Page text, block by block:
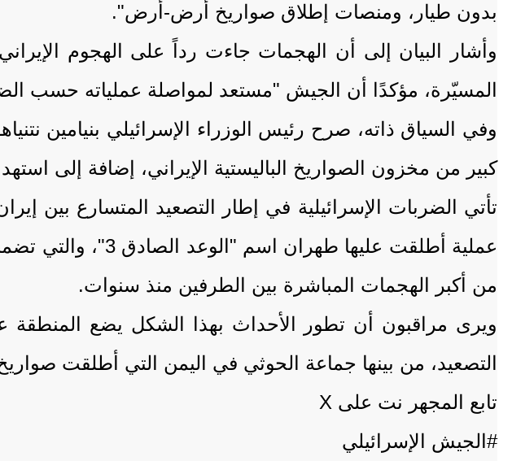
بدون طيار، ومنصات إطلاق صواريخ أرض-أرض".
وأشار البيان إلى أن الهجمات جاءت رداً على الهجوم
المسيّرة، مؤكدًا أن الجيش "مستعد لمواصلة عملياته حسب
كبير من مخزون الصواريخ الباليستية الإيراني، إضافة إلى
تأتي الضربات الإسرائيلية في إطار التصعيد المتسارع بين
عملية أطلقت
من أكبر الهجمات المباشرة بين الطرفين منذ سنوات.
ويرى مراقبون أن تطور الأحداث بهذا الشكل يضع
التصعيد، من بينها جماعة الحوثي في اليمن التي أطلقت صواريخ
تابع المجهر نت على X
#الجيش الإسرائيلي